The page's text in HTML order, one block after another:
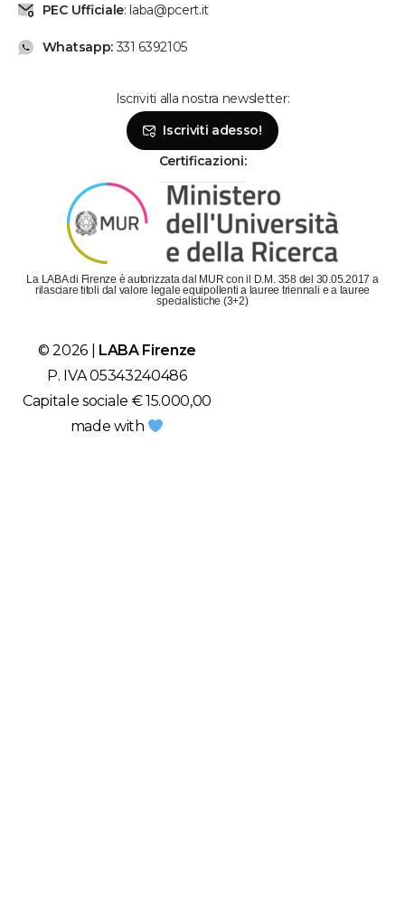
PEC Ufficiale: laba@pcert.it
Whatsapp:331 6392105
Iscriviti alla nostra newsletter:
Iscriviti adesso!
Certificazioni:
La LABA di Firenze è autorizzata dal MUR con il D.M. 358 del 30.05.2017 a
rilasciare titoli dal valore legale equipollenti a lauree triennali e a lauree
specialistiche (3+2)
© 2026 |
LABA Firenze
P. IVA 05343240486
Capitale sociale € 15.000,00
made with